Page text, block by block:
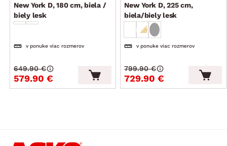
New York D, 180 cm, biela /
biely lesk
v ponuke viac rozmerov
579.90 €
649.90 €
New York D, 225 cm,
biela/biely lesk
v ponuke viac rozmerov
729.90 €
799.90 €